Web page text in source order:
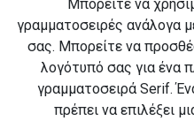
Μπορείτε να
γραμματοσειρές ανάλογα
σας. Μπορείτε να
λογότυπό σας για ένα
γραμματοσειρά Serif.
πρέπει να επιλέξει